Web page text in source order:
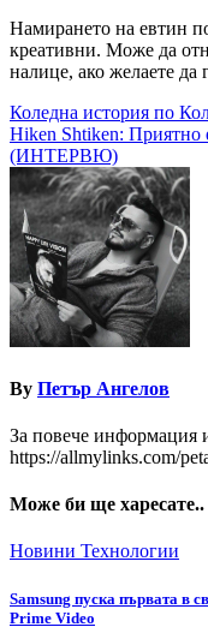
Намирането на евтин
креативни. Може да
налице, ако желаете да
Навигация
Коледна история по
Hiken Shtiken: Приятно
(ИНТЕРВЮ)
By Петър Ангелов
За повече информация
https://allmylinks.com/
Може би ще харесате..
Новини Технологии
Samsung пуска първата в
Prime Video